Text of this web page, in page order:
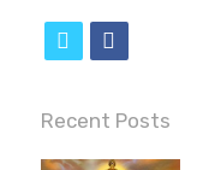
i
t
c
e
Recent Posts